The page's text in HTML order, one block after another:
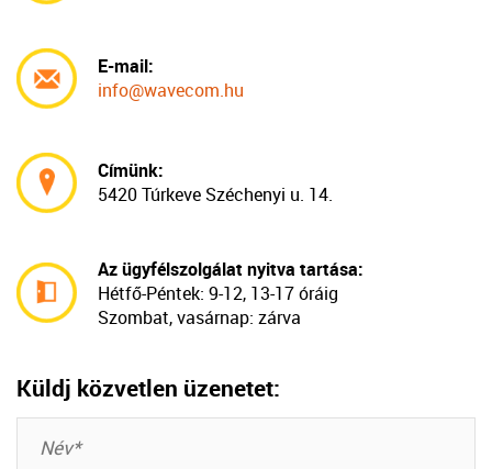
E-mail:
info@wavecom.hu
Címünk:
5420 Túrkeve Széchenyi u. 14.
Az ügyfélszolgálat nyitva tartása:
Hétfő-Péntek: 9-12, 13-17 óráig
Szombat, vasárnap: zárva
Küldj közvetlen üzenetet: